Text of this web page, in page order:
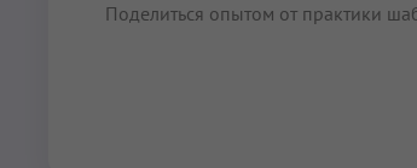
Поделиться опытом от практики